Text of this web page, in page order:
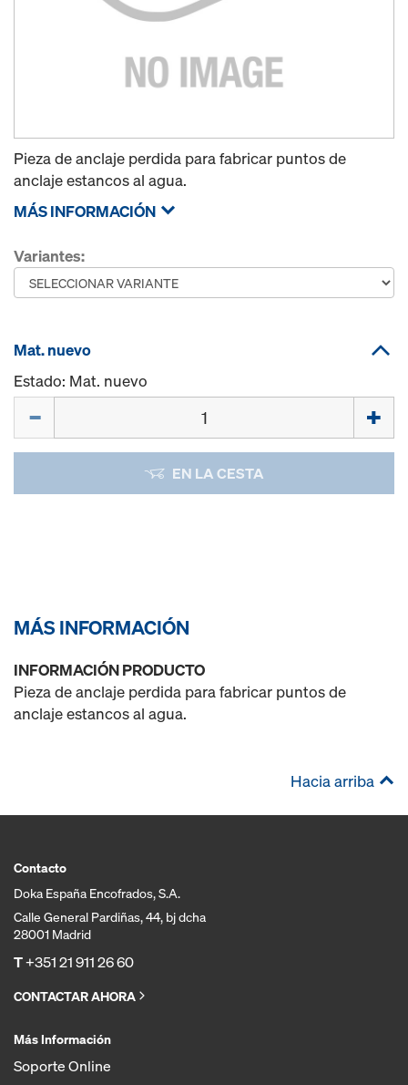
Pieza de anclaje perdida para fabricar puntos de
anclaje estancos al agua.
MÁS INFORMACIÓN
Variantes:
Mat. nuevo
Estado: Mat. nuevo
EN LA CESTA
MÁS INFORMACIÓN
INFORMACIÓN PRODUCTO
Pieza de anclaje perdida para fabricar puntos de
anclaje estancos al agua.
Hacia arriba
Contacto
Doka España Encofrados, S.A.
Calle General Pardiñas, 44, bj dcha
28001 Madrid
T+351 21 911 26 60
CONTACTAR AHORA
Más Información
Soporte Online